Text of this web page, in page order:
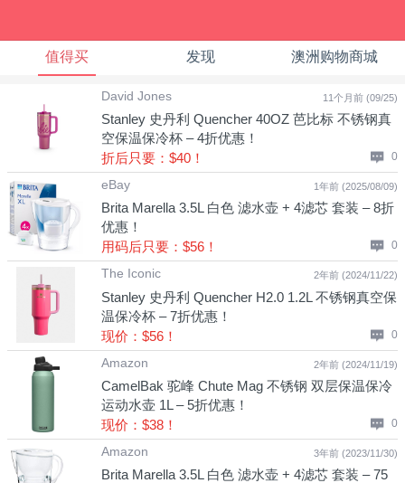
值得买 发现 澳洲购物商城
11个月前 (09/25)
David Jones
Stanley 史丹利 Quencher 40OZ 芭比标 不锈钢真
空保温保冷杯 – 4折优惠！
折后只要：$40！
0
1年前 (2025/08/09)
eBay
Brita Marella 3.5L 白色 滤水壶 + 4滤芯 套装 – 8折
优惠！
用码后只要：$56！
0
2年前 (2024/11/22)
The Iconic
Stanley 史丹利 Quencher H2.0 1.2L 不锈钢真空保
温保冷杯 – 7折优惠！
现价：$56！
0
2年前 (2024/11/19)
Amazon
CamelBak 驼峰 Chute Mag 不锈钢 双层保温保冷
运动水壶 1L – 5折优惠！
现价：$38！
0
3年前 (2023/11/30)
Amazon
Brita Marella 3.5L 白色 滤水壶 + 4滤芯 套装 – 75